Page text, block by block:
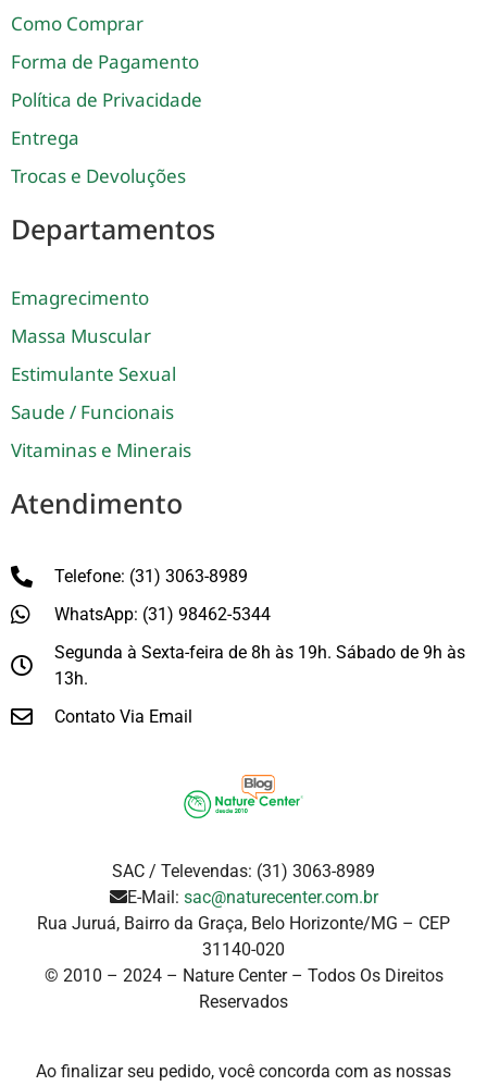
Como Comprar
Forma de Pagamento
Política de Privacidade
Entrega
Trocas e Devoluções
Departamentos
Emagrecimento
Massa Muscular
Estimulante Sexual
Saude / Funcionais
Vitaminas e Minerais
Atendimento
Telefone: (31) 3063-8989
WhatsApp: (31) 98462-5344
Segunda à Sexta-feira de 8h às 19h. Sábado de 9h às
13h.
Contato Via Email
SAC / Televendas: (31) 3063-8989
E-Mail: sac@naturecenter.com.br
Rua Juruá, Bairro da Graça, Belo Horizonte/MG – CEP
31140-020
© 2010 – 2024 – Nature Center – Todos Os Direitos
Reservados
Ao finalizar seu pedido, você concorda com as nossas